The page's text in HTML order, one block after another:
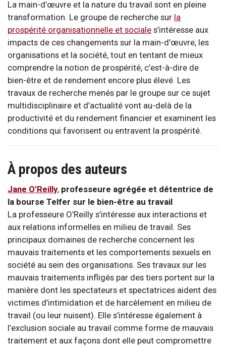
La main-d’œuvre et la nature du travail sont en pleine
transformation. Le groupe de recherche sur la
prospérité organisationnelle et sociale s’intéresse aux
impacts de ces changements sur la main-d’œuvre, les
organisations et la société, tout en tentant de mieux
comprendre la notion de prospérité, c’est-à-dire de
bien-être et de rendement encore plus élevé. Les
travaux de recherche menés par le groupe sur ce sujet
multidisciplinaire et d’actualité vont au-delà de la
productivité et du rendement financier et examinent les
conditions qui favorisent ou entravent la prospérité.
À propos des auteurs
Jane O’Reilly, professeure agrégée et détentrice de
la bourse Telfer sur le bien-être au travail
La professeure O’Reilly s’intéresse aux interactions et
aux relations informelles en milieu de travail. Ses
principaux domaines de recherche concernent les
mauvais traitements et les comportements sexuels en
société au sein des organisations. Ses travaux sur les
mauvais traitements infligés par des tiers portent sur la
manière dont les spectateurs et spectatrices aident des
victimes d’intimidation et de harcèlement en milieu de
travail (ou leur nuisent). Elle s’intéresse également à
l’exclusion sociale au travail comme forme de mauvais
traitement et aux façons dont elle peut compromettre